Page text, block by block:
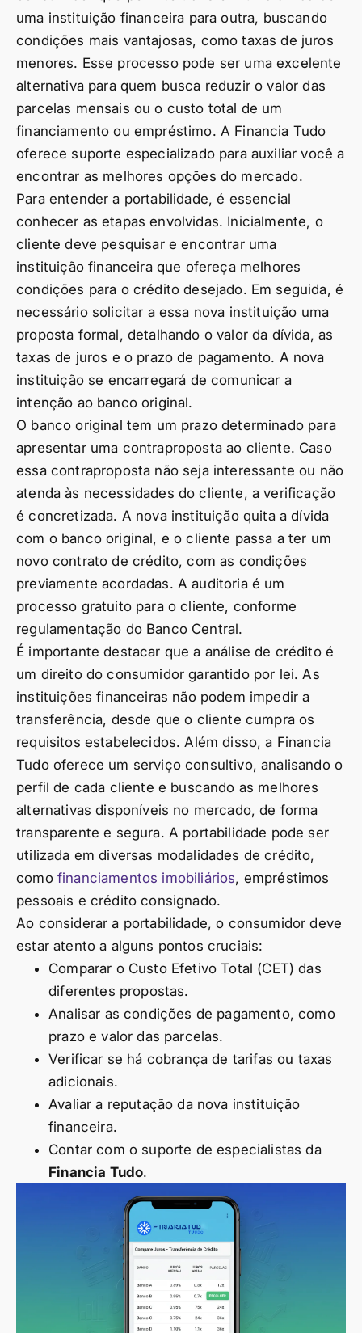
uma instituição financeira para outra, buscando
condições mais vantajosas, como taxas de juros
menores. Esse processo pode ser uma excelente
alternativa para quem busca reduzir o valor das
parcelas mensais ou o custo total de um
financiamento ou empréstimo. A Financia Tudo
oferece suporte especializado para auxiliar você a
encontrar as melhores opções do mercado.
Para entender a portabilidade, é essencial
conhecer as etapas envolvidas. Inicialmente, o
cliente deve pesquisar e encontrar uma
instituição financeira que ofereça melhores
condições para o crédito desejado. Em seguida, é
necessário solicitar a essa nova instituição uma
proposta formal, detalhando o valor da dívida, as
taxas de juros e o prazo de pagamento. A nova
instituição se encarregará de comunicar a
intenção ao banco original.
O banco original tem um prazo determinado para
apresentar uma contraproposta ao cliente. Caso
essa contraproposta não seja interessante ou não
atenda às necessidades do cliente, a verificação
é concretizada. A nova instituição quita a dívida
com o banco original, e o cliente passa a ter um
novo contrato de crédito, com as condições
previamente acordadas. A auditoria é um
processo gratuito para o cliente, conforme
regulamentação do Banco Central.
É importante destacar que a análise de crédito é
um direito do consumidor garantido por lei. As
instituições financeiras não podem impedir a
transferência, desde que o cliente cumpra os
requisitos estabelecidos. Além disso, a Financia
Tudo oferece um serviço consultivo, analisando o
perfil de cada cliente e buscando as melhores
alternativas disponíveis no mercado, de forma
transparente e segura. A portabilidade pode ser
utilizada em diversas modalidades de crédito,
como financiamentos imobiliários, empréstimos
pessoais e crédito consignado.
Ao considerar a portabilidade, o consumidor deve
estar atento a alguns pontos cruciais:
Comparar o Custo Efetivo Total (CET) das
diferentes propostas.
Analisar as condições de pagamento, como
prazo e valor das parcelas.
Verificar se há cobrança de tarifas ou taxas
adicionais.
Avaliar a reputação da nova instituição
financeira.
Contar com o suporte de especialistas da
Financia Tudo.